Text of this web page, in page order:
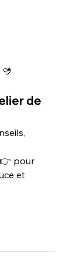
de
pour
et